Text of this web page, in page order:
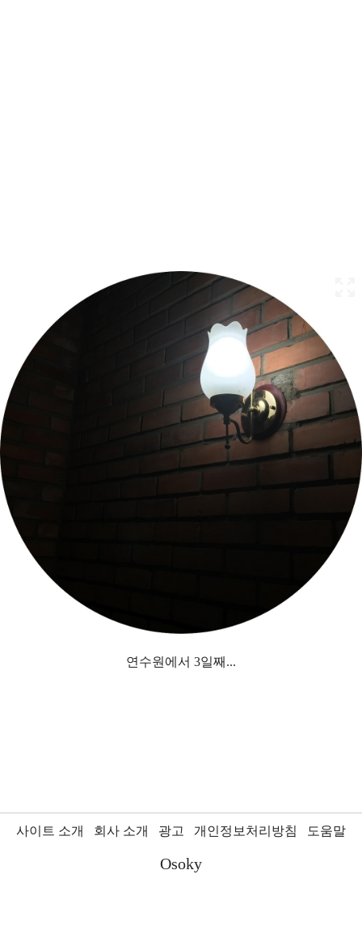
연수원에서 3일째...
사이트 소개 회사 소개 광고 개인정보처리방침 도움말
Osoky